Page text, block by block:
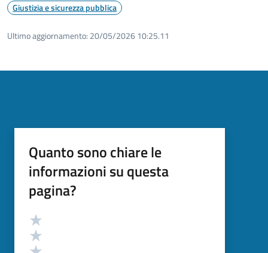
Giustizia e sicurezza pubblica
Ultimo aggiornamento: 20/05/2026 10:25.11
Quanto sono chiare le
informazioni su questa
pagina?
Valutazione